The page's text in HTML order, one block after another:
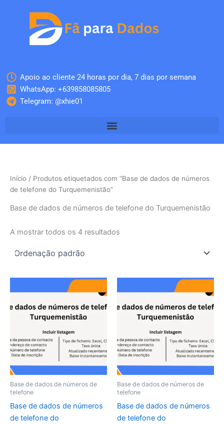
Apoio ao cliente 24 horas por dia, 7 dias por semana
WhatsApp: +639858085805
Telegram: @xhie01
Início / Produtos etiquetados com “Base de dados de números
de telefone do Turquemenistão”
Base de dados de números de telefone do Turquemenistão
A mostrar todos os 4 resultados
Base de dados de números de
telefone
Base de dados de números
de telefone do
Base de dados de números de
telefone
Base de dados de números
de telefone do